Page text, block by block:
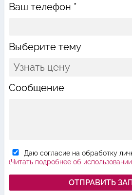
Ваш телефон *
Выберите тему
Сообщение
Даю согласие на обработку
(Читать подробнее об